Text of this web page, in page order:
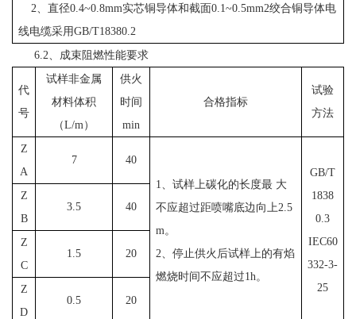
2、直径0.4~0.8mm实芯铜导体和截面0.1~0.5mm2绞合铜导体电
线电缆采用GB/T18380.2
6.2、成束阻燃性能要求
代
号
试样非金属
材料体积
（L/m）
供火
时间
min
合格指标
试验
方法
Z
A
7 40
1、试样上碳化的长度最 大
不应超过距喷嘴底边向上2.5
m。
2、停止供火后试样上的有焰
燃烧时间不应超过1h。
GB/T
1838
0.3
IEC60
332-3-
25
Z
B
3.5 40
Z
C
1.5 20
Z
D
0.5 20